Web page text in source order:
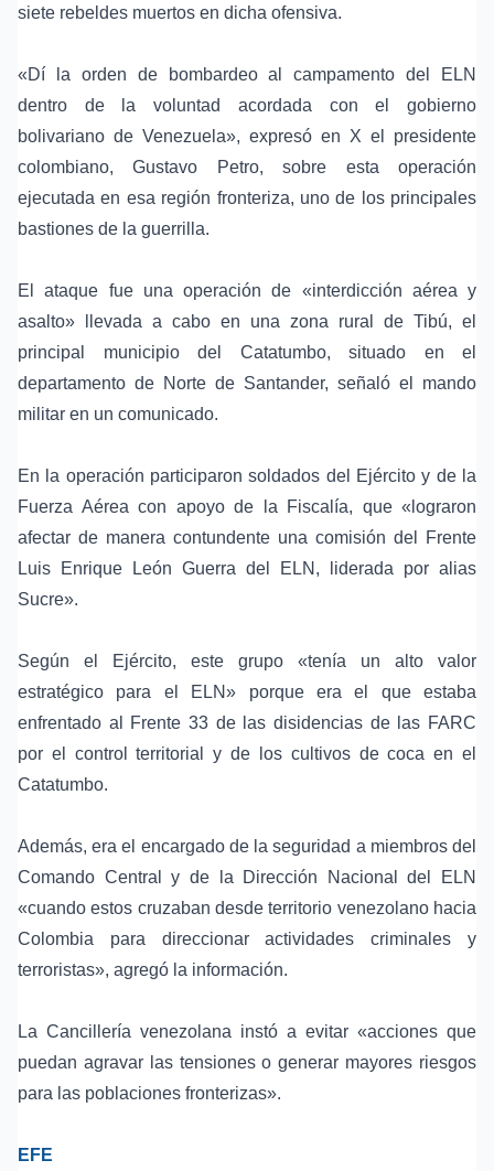
siete rebeldes muertos en dicha ofensiva.
«Dí la orden de bombardeo al campamento del ELN
dentro de la voluntad acordada con el gobierno
bolivariano de Venezuela», expresó en X el presidente
colombiano, Gustavo Petro, sobre esta operación
ejecutada en esa región fronteriza, uno de los principales
bastiones de la guerrilla.
El ataque fue una operación de «interdicción aérea y
asalto» llevada a cabo en una zona rural de Tibú, el
principal municipio del Catatumbo, situado en el
departamento de Norte de Santander, señaló el mando
militar en un comunicado.
En la operación participaron soldados del Ejército y de la
Fuerza Aérea con apoyo de la Fiscalía, que «lograron
afectar de manera contundente una comisión del Frente
Luis Enrique León Guerra del ELN, liderada por alias
Sucre».
Según el Ejército, este grupo «tenía un alto valor
estratégico para el ELN» porque era el que estaba
enfrentado al Frente 33 de las disidencias de las FARC
por el control territorial y de los cultivos de coca en el
Catatumbo.
Además, era el encargado de la seguridad a miembros del
Comando Central y de la Dirección Nacional del ELN
«cuando estos cruzaban desde territorio venezolano hacia
Colombia para direccionar actividades criminales y
terroristas», agregó la información.
La Cancillería venezolana instó a evitar «acciones que
puedan agravar las tensiones o generar mayores riesgos
para las poblaciones fronterizas».
EFE